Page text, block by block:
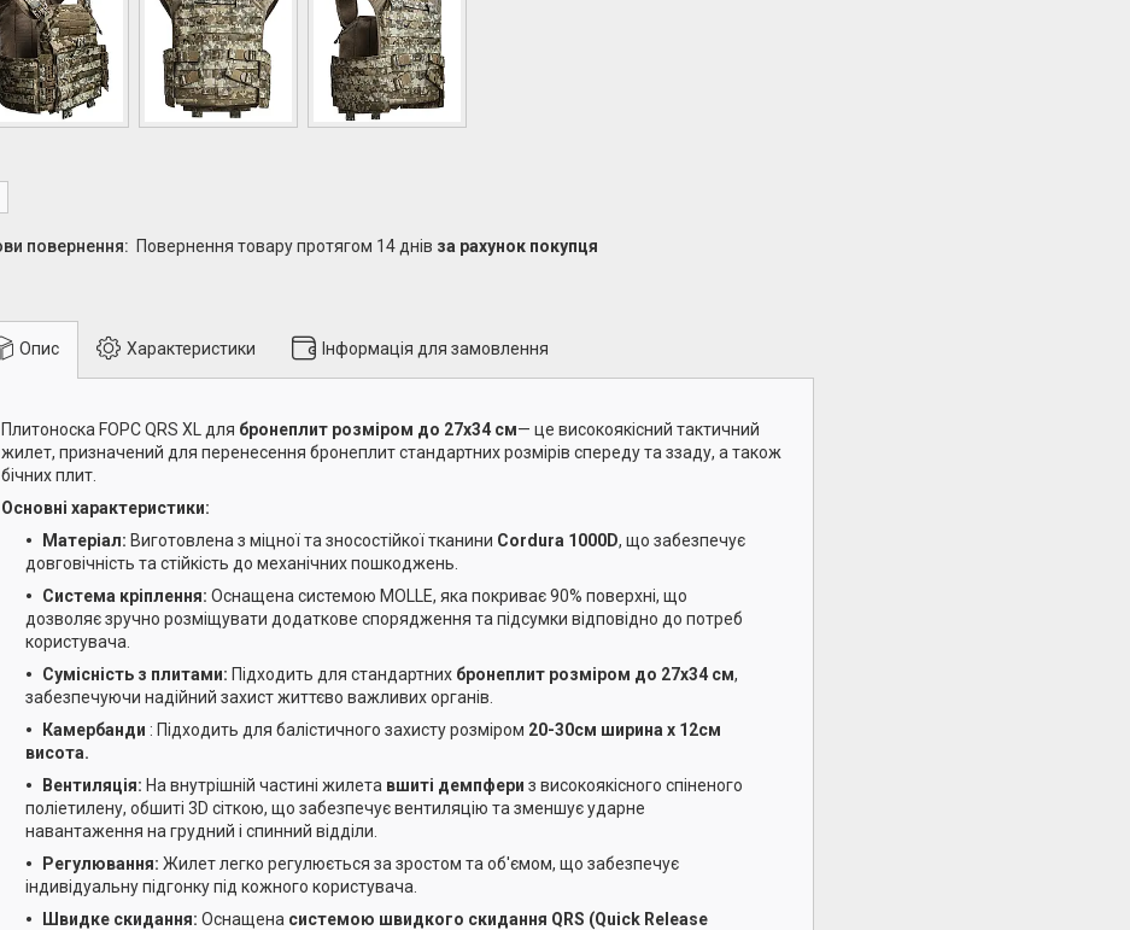
повернення товару протягом 14 днів за рахунок покупця
Опис Характеристики Інформація для замовлення
Плитоноска FOPC QRS XL для бронеплит розміром до 27х34 см— це високоякісний тактичний
жилет, призначений для перенесення бронеплит стандартних розмірів спереду та ззаду, а також
бічних плит.
Основні характеристики:
Матеріал: Виготовлена з міцної та зносостійкої тканини Cordura 1000D, що забезпечує
довговічність та стійкість до механічних пошкоджень.
Система кріплення: Оснащена системою MOLLE, яка покриває 90% поверхні, що
дозволяє зручно розміщувати додаткове спорядження та підсумки відповідно до потреб
користувача.
Сумісність з плитами: Підходить для стандартних бронеплит розміром до 27х34 см,
забезпечуючи надійний захист життєво важливих органів.
Камербанди : Підходить для балістичного захисту розміром 20-30см ширина х 12см
висота.
Вентиляція: На внутрішній частині жилета вшиті демпфери з високоякісного спіненого
поліетилену, обшиті 3D сіткою, що забезпечує вентиляцію та зменшує ударне
навантаження на грудний і спинний відділи.
Регулювання: Жилет легко регулюється за зростом та об'ємом, що забезпечує
індивідуальну підгонку під кожного користувача.
Швидке скидання: Оснащена системою швидкого скидання QRS (Quick Release